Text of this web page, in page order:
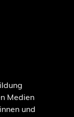
Medien
und